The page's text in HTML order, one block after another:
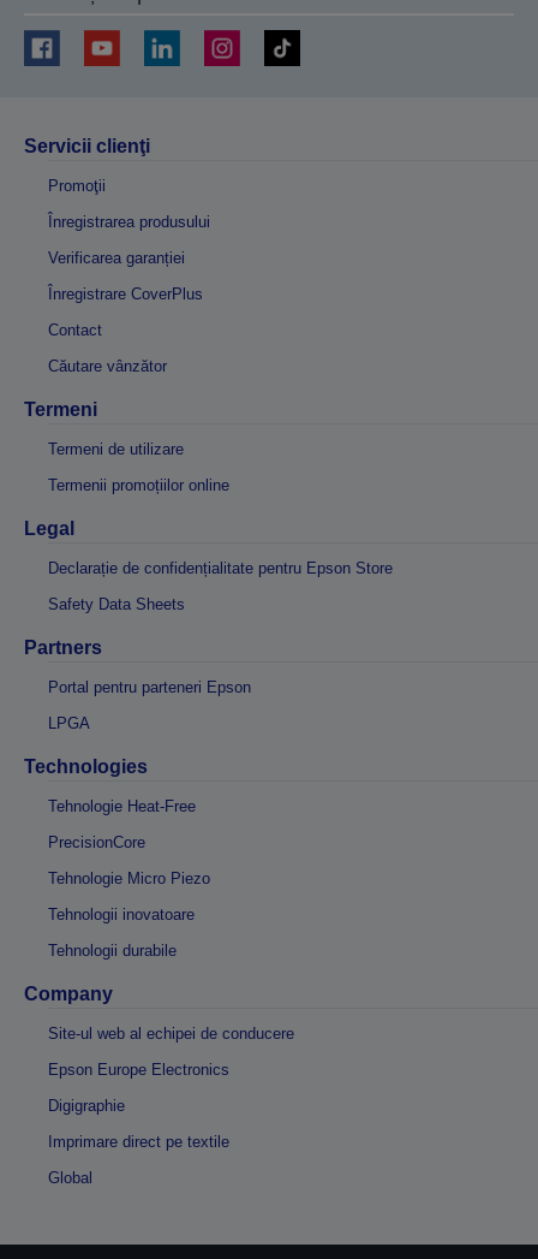
Servicii clienţi
Promoţii
Înregistrarea produsului
Verificarea garanției
Înregistrare CoverPlus
Contact
Căutare vânzător
Termeni
Termeni de utilizare
Termenii promoțiilor online
Legal
Declarație de confidențialitate pentru Epson Store
Safety Data Sheets
Partners
Portal pentru parteneri Epson
LPGA
Technologies
Tehnologie Heat-Free
PrecisionCore
Tehnologie Micro Piezo
Tehnologii inovatoare
Tehnologii durabile
Company
Site-ul web al echipei de conducere
Epson Europe Electronics
Digigraphie
Imprimare direct pe textile
Global